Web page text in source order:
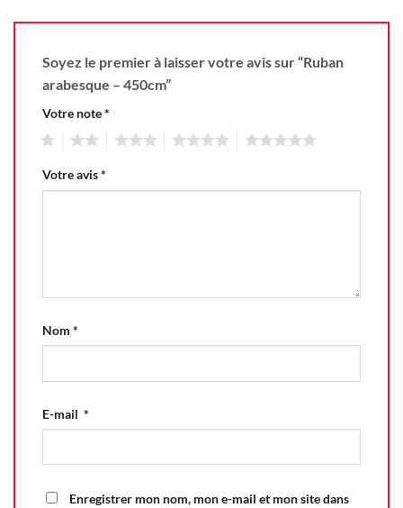
Soyez le premier à laisser votre avis sur “Ruban
arabesque – 450cm”
Votre note*
Votre avis*
Nom *
E-mail *
Enregistrer mon nom, mon e-mail et mon site dans